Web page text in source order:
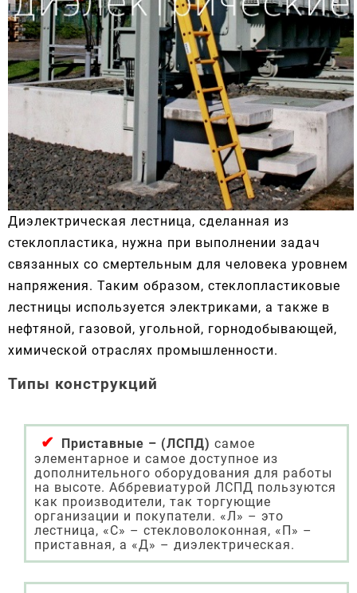
Диэлектрическая лестница, сделанная из
стеклопластика, нужна при выполнении задач
связанных со смертельным для человека уровнем
напряжения. Таким образом, стеклопластиковые
лестницы используется электриками, а также в
нефтяной, газовой, угольной, горнодобывающей,
химической отраслях промышленности.
Типы конструкций
Приставные – (ЛСПД) самое
элементарное и самое доступное из
дополнительного оборудования для работы
на высоте. Аббревиатурой ЛСПД пользуются
как производители, так торгующие
организации и покупатели. «Л» – это
лестница, «С» – стекловолоконная, «П» –
приставная, а «Д» – диэлектрическая.